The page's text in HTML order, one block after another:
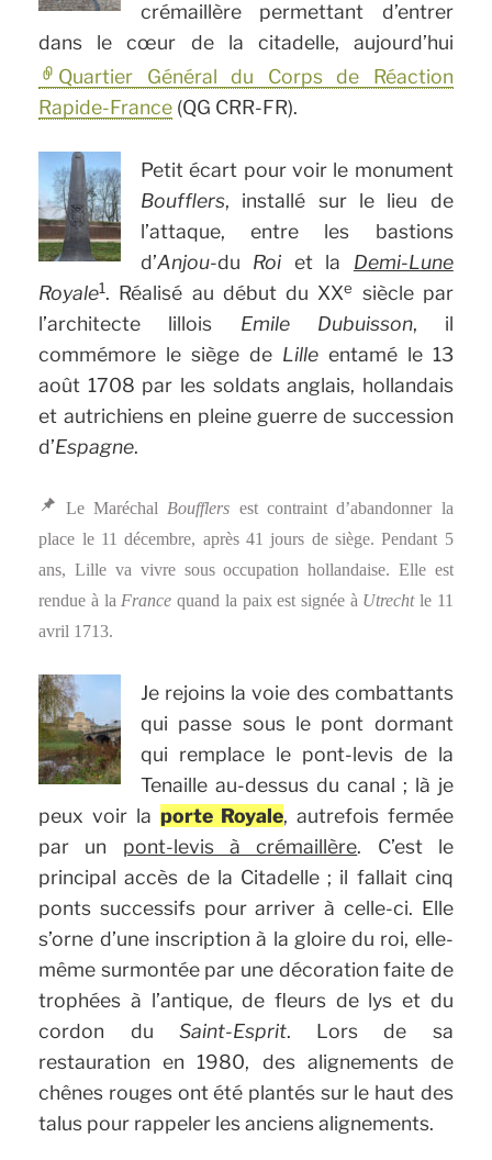
crémaillère permettant d’entrer
dans le cœur de la citadelle, aujourd’hui
Quartier Général du Corps de Réaction
Rapide-France (QG CRR-FR).
Petit écart pour voir le monument
Boufflers, installé sur le lieu de
l’attaque, entre les bastions
d’Anjou-du Roi et la Demi-Lune
Royale1. Réalisé au début du XXe
siècle par
l’architecte lillois Emile Dubuisson, il
commémore le siège de Lilleentamé le 13
août 1708 par les soldats anglais, hollandais
et autrichiens en pleine guerre de succession
d’Espagne.
Le Maréchal Boufflers est contraint d’abandonner la
place le 11 décembre, après 41 jours de siège. Pendant 5
ans, Lille va vivre sous occupation hollandaise. Elle est
rendue à la France quand la paix est signée à Utrechtle 11
avril 1713.
Je rejoins la voie des combattants
qui passe sous le pont dormant
qui remplace le pont-levis de la
Tenaille au-dessus du canal ; là je
peux voir la porte Royale, autrefois fermée
par un pont-levis à crémaillère. C’est le
principal accès de la Citadelle ; il fallait cinq
ponts successifs pour arriver à celle-ci. Elle
s’orne d’une inscription à la gloire du roi, elle-
même surmontée par une décoration faite de
trophées à l’antique, de fleurs de lys et du
cordon du Saint-Esprit. Lors de sa
restauration en 1980, des alignements de
chênes rouges ont été plantés sur le haut des
talus pour rappeler les anciens alignements.